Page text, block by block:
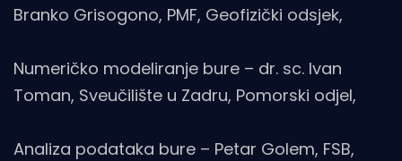
Branko Grisogono, PMF, Geofizički odsjek,
Numeričko modeliranje bure – dr. sc. Ivan
Toman, Sveučilište u Zadru, Pomorski odjel,
Analiza podataka bure – Petar Golem, FSB,